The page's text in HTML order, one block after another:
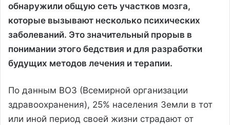
обнаружили общую сеть участков мозга,
которые вызывают несколько психических
заболеваний. Это значительный прорыв в
понимании этого бедствия и для разработки
будущих методов лечения и терапии.
По данным ВОЗ (Всемирной организации
здравоохранения), 25% населения Земли в тот
или иной период своей жизни страдают от